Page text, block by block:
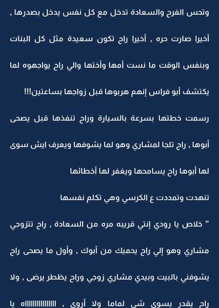
وتحس الفرح والسعادة تدخل مع كل نفس يدخل بصدرها ,
أخيرا صارت حره , أخيرا راح تكون سعيدة مثل كل البنات
وبنفس الوقت ما نست أمها وأختها والي راح يواجهوه لما
يكتشف أبو فراس إنهم هربوها قبل زواجها بساعتين!!!
رسمت خطتها بسرعة بالسيارة وراح تنفذها قبل يصحى
أبوها , راح تلجا لمشاري وهو لما يشوفها ويعرف ايش سوى
لها أبوها راح يسامحها ويغفر لها أخطائها
تنهدت وتمددت ع الكرسي وهي تكلم نفسها
" خلاص يا رودي إنتي قريبه مره من السعادة , راح تتزوجي
مشاري وهو إلي راح يحميك من أبوك , وأول ما يصحى راح
يشوفني بالبيت وبيدي مشاري زوجي وراح يظطر يرضى , ولا
راح يقدر يسوي شي لماما ولا أروى , ااااااااااااااااه يا